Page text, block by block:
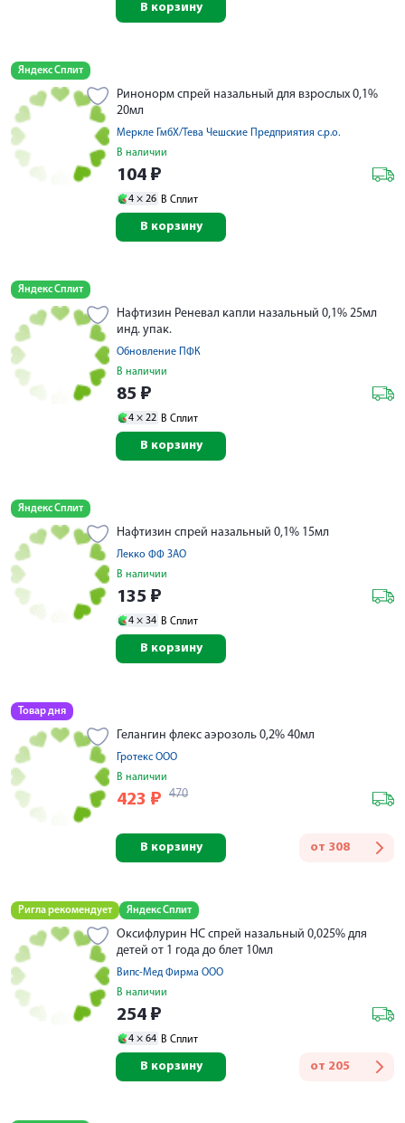
В корзину
Яндекс Сплит
Ринонорм спрей назальный для взрослых 0,1%
20мл
Меркле ГмбХ/Тева Чешские Предприятия с.р.о.
В наличии
104 ₽
4 × 26 В Сплит
В корзину
Яндекс Сплит
Нафтизин Реневал капли назальный 0,1% 25мл
инд. упак.
Обновление ПФК
В наличии
85 ₽
4 × 22 В Сплит
В корзину
Яндекс Сплит
Нафтизин спрей назальный 0,1% 15мл
Лекко ФФ ЗАО
В наличии
135 ₽
4 × 34 В Сплит
В корзину
Товар дня
Гелангин флекс аэрозоль 0,2% 40мл
Гротекс ООО
В наличии
423 ₽ 470
от 308
В корзину
Ригла рекомендует Яндекс Сплит
Оксифлурин НС спрей назальный 0,025% для
детей от 1 года до 6лет 10мл
Випс-Мед Фирма ООО
В наличии
254 ₽
4 × 64 В Сплит
от 205
В корзину